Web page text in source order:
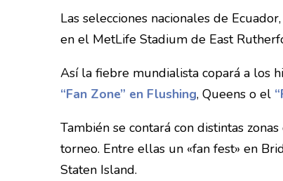
Las selecciones nacionales de
en el MetLife Stadium de East
Así la fiebre mundialista copará a los
“Fan Zone” en Flushing, Queens o el
También se contará con distintas
torneo. Entre ellas un «fan fest» en
Staten Island.